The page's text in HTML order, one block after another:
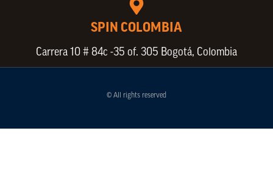
SPIN COLOMBIA
Carrera 10 # 84c -35 of. 305 Bogotá, Colombia
© All rights reserved